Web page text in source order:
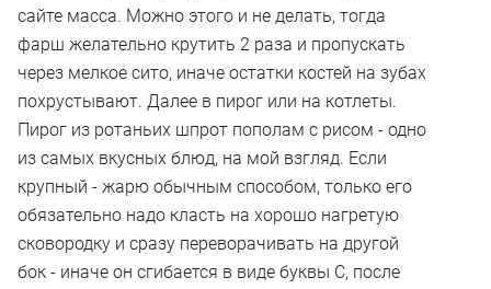
сайте масса. Можно этого и не делать, тогда
фарш желательно крутить 2 раза и пропускать
через мелкое сито, иначе остатки костей на зубах
похрустывают. Далее в пирог или на котлеты.
Пирог из ротаньих шпрот пополам с рисом - одно
из самых вкусных блюд, на мой взгляд. Если
крупный - жарю обычным способом, только его
обязательно надо класть на хорошо нагретую
сковородку и сразу переворачивать на другой
бок - иначе он сгибается в виде буквы С, после